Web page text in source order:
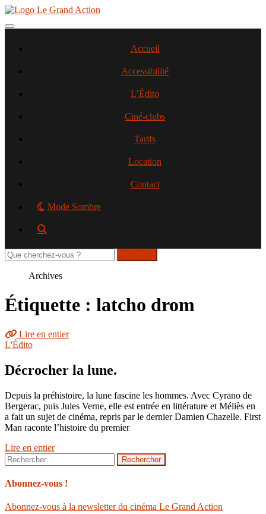
Aller
contenu
Toggle navigation
Accueil
Accessibilité
L’Édito
Ciné-clubs
Tarifs
Location
Contact
Mode Sombre
Rechercher
sur
Archives
Étiquette : latcho drom
Lire en entier
L'Édito
Décrocher la lune.
Depuis la préhistoire, la lune fascine les hommes. Avec Cyrano de
Bergerac, puis Jules Verne, elle est entrée en littérature et Méliès en
a fait un sujet de cinéma, repris par le dernier Damien Chazelle. First
Man raconte l’histoire du premier
Lire en entier
Rechercher :
Abonnez-vous !
Abonnez-vous à la newsletter du cinéma Le Grand Action